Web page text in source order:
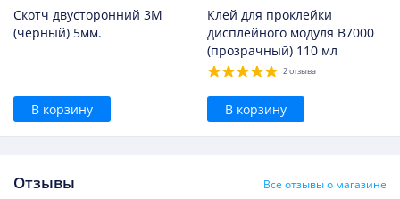
Скотч двусторонний 3M
(черный) 5мм.
В корзину
Клей для проклейки
дисплейного модуля B7000
(прозрачный) 110 мл
2 отзыва
В корзину
Отзывы Все отзывы о магазине